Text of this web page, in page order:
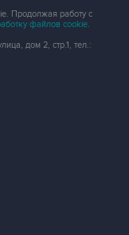
Продолжая работу с
файлов cookie.
дом 2, стр.1, тел.: